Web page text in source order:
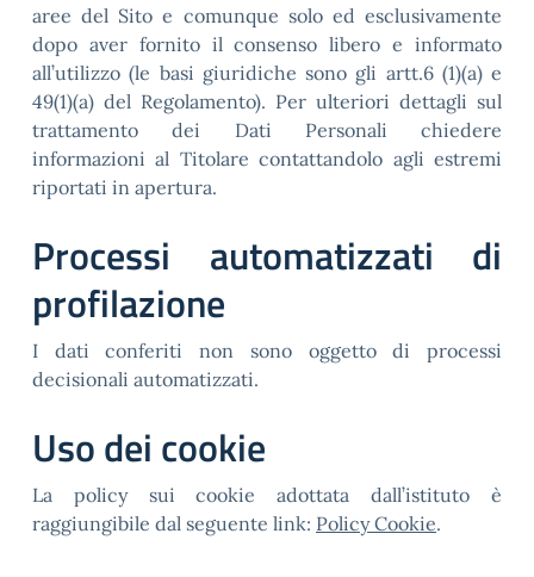
aree del Sito e comunque solo ed esclusivamente
dopo aver fornito il consenso libero e informato
all’utilizzo (le basi giuridiche sono gli artt.6 (1)(a) e
49(1)(a) del Regolamento). Per ulteriori dettagli sul
trattamento dei Dati Personali chiedere
informazioni al Titolare contattandolo agli estremi
riportati in apertura.
Processi automatizzati di
profilazione
I dati conferiti non sono oggetto di processi
decisionali automatizzati.
Uso dei cookie
La policy sui cookie adottata dall’istituto è
raggiungibile dal seguente link: Policy Cookie.